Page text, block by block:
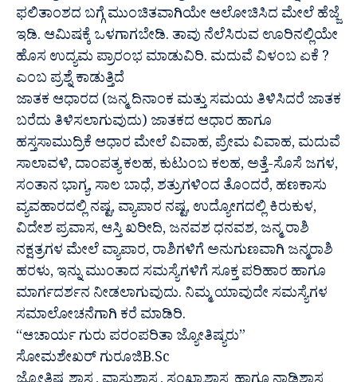
ಫಲಿತಾಂಶದ ಬಗ್ಗೆ ಮುಂಚಿತವಾಗಿಯೇ ಆಲೋಚಿಸಿದ ಮೇಲೆ ಹೆಜ್ಜೆ
ಇಡಿ. ಆಮಿಷಕ್ಕೆ ಒಳಗಾಗಬೇಡಿ. ತಾವು ನೆಲೆಸಿರುವ ಊರಿನಲ್ಲಿಯೇ
ಹೊಸ ಉದ್ಯಮ ಪ್ರಾರಂಭ ಮಾಡುವಿರಿ. ಮದುವೆ ವಿಳಂಬ ಏಕೆ ?
ಎಂಬ ಪ್ರಶ್ನೆ ಕಾಡುತ್ತಿದೆ
ಜಾತಕ ಆಧಾರದ (ಜನ್ಮ ದಿನಾಂಕ ಮತ್ತು ಸಮಯ ತಿಳಿಸಿದರೆ ಜಾತಕ
ಬರೆದು ತಿಳಿಸಲಾಗುವುದು) ಜಾತಕದ ಆಧಾರ ಹಾಗೂ
ಹಸ್ತಸಾಮುದ್ರಿಕೆ ಆಧಾರ ಮೇಲೆ ವಿವಾಹ, ಪ್ರೇಮ ವಿವಾಹ, ಮದುವೆ
ಸಾಲಾವಳಿ, ದಾಂಪತ್ಯ ಕಲಹ, ಕುಟುಂಬ ಕಲಹ, ಅತ್ತೆ-ಸೊಸೆ ಜಗಳ,
ಸಂತಾನ ಭಾಗ್ಯ, ಸಾಲ ಬಾಧೆ, ಶತ್ರುಗಳಿಂದ ತೊಂದರೆ, ಹಣಕಾಸು
ವ್ಯವಹಾರದಲ್ಲಿ ನಷ್ಟ, ವ್ಯಾಪಾರ ನಷ್ಟ, ಉದ್ಯೋಗದಲ್ಲಿ ಕಿರುಕುಳ,
ವಿದೇಶ ಪ್ರವಾಸ, ಆಸ್ತಿ ಖರೀದಿ, ಜನವಶ ಧನವಶ, ಜನ್ಮ ರಾಶಿ
ನಕ್ಷತ್ರಗಳ ಮೇಲೆ ವ್ಯಾಪಾರ, ರಾಶಿಗಳಿಗೆ ಅನುಗುಣವಾಗಿ ಜನ್ಮರಾಶಿ
ಹರಳು, ಇನ್ನು ಮುಂತಾದ ಸಮಸ್ಯೆಗಳಿಗೆ ಸೂಕ್ತ ಪರಿಹಾರ ಹಾಗೂ
ಮಾರ್ಗದರ್ಶನ ನೀಡಲಾಗುವುದು. ನಿಮ್ಮ ಯಾವುದೇ ಸಮಸ್ಯೆಗಳ
ಸಮಾಲೋಚನೆಗಾಗಿ ಕರೆ ಮಾಡಿರಿ.
“ಆಚಾರ್ಯ ಗುರು ಪರಂಪರಿತಾ ಜ್ಯೋತಿಷ್ಯರು”
ಸೋಮಶೇಖರ್ ಗುರೂಜಿB.Sc